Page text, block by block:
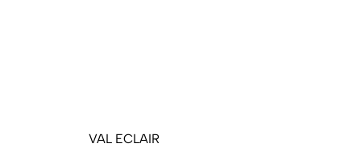
VAL ECLAIR